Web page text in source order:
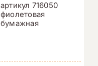
артикул 716050
фиолетовая
бумажная